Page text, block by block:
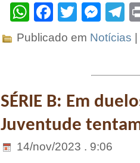
WhatsApp
Facebook
Twitter
Publicado em Notícias |
SÉRIE B: Em
Juventude
14/nov/2023 . 9:06